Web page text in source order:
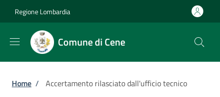
Regione Lombardia
Comune di Cene
Briciole di pane
Home / Accertamento rilasciato dall'ufficio tecnico